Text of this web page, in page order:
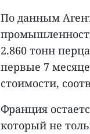
По данным
2.860 тонн
первые 7
стоимости,
Франция
который не